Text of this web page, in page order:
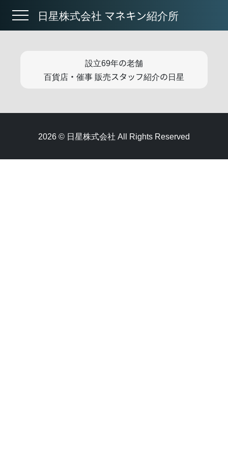
日星株式会社 マネキン紹介所
設立69年の老舗
百貨店・催事 販売スタッフ紹介の日星
2026 © 日星株式会社 All Rights Reserved